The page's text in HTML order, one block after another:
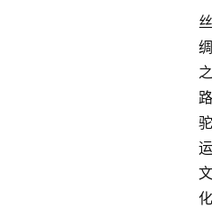
丝
绸
之
路
驼
运
文
化